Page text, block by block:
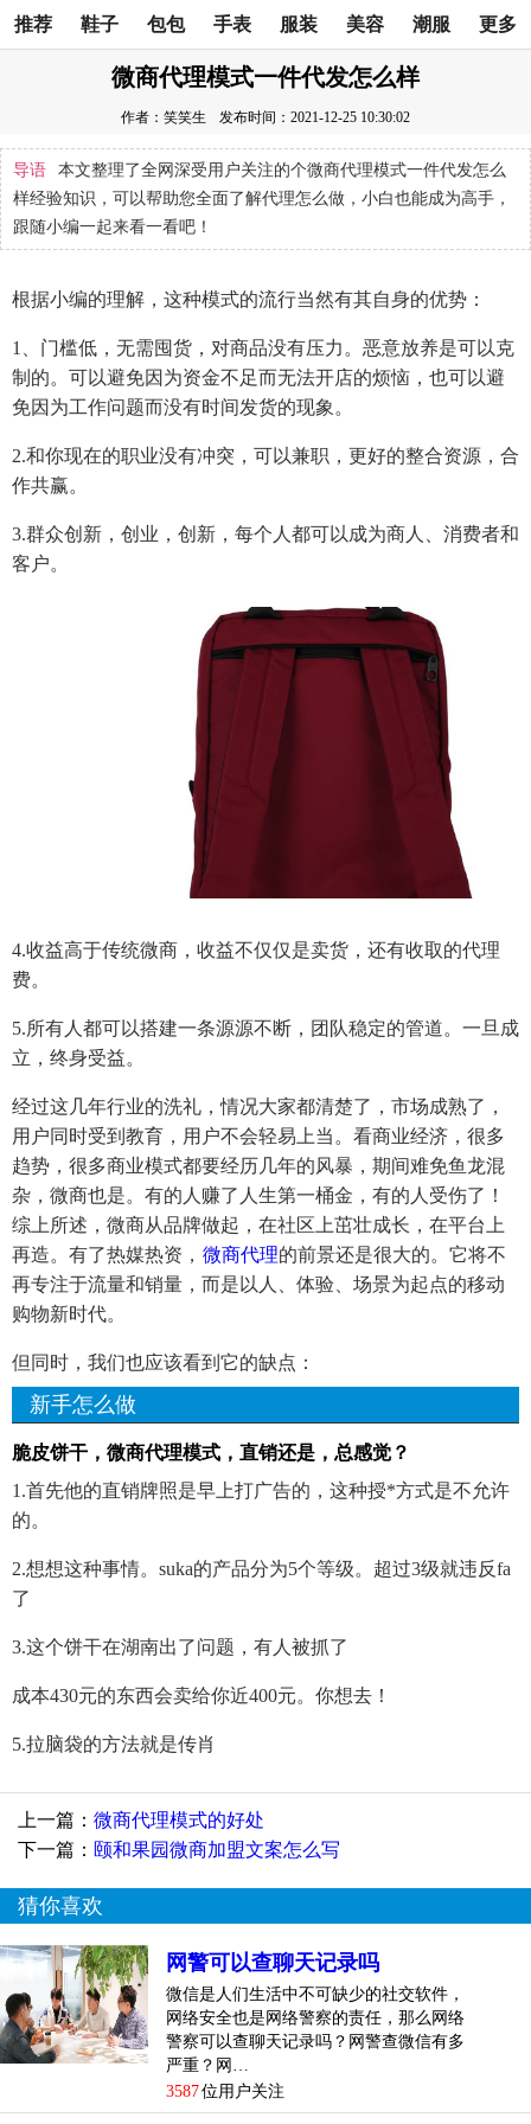
推荐 鞋子 包包 手表 服装 美容 潮服 更多
微商代理模式一件代发怎么样
作者：笑笑生 发布时间：2021-12-25 10:30:02
导语
本文整理了全网深受用户关注的个微商代理模式一件代发怎么
样经验知识，可以帮助您全面了解代理怎么做，小白也能成为高手，
跟随小编一起来看一看吧！
根据小编的理解，这种模式的流行当然有其自身的优势：
1、门槛低，无需囤货，对商品没有压力。恶意放养是可以克
制的。可以避免因为资金不足而无法开店的烦恼，也可以避
免因为工作问题而没有时间发货的现象。
2.和你现在的职业没有冲突，可以兼职，更好的整合资源，合
作共赢。
3.群众创新，创业，创新，每个人都可以成为商人、消费者和
客户。
4.收益高于传统微商，收益不仅仅是卖货，还有收取的代理
费。
5.所有人都可以搭建一条源源不断，团队稳定的管道。一旦成
立，终身受益。
经过这几年行业的洗礼，情况大家都清楚了，市场成熟了，
用户同时受到教育，用户不会轻易上当。看商业经济，很多
趋势，很多商业模式都要经历几年的风暴，期间难免鱼龙混
杂，微商也是。有的人赚了人生第一桶金，有的人受伤了！
综上所述，微商从品牌做起，在社区上茁壮成长，在平台上
再造。有了热媒热资， 微商代理的前景还是很大的。它将不
再专注于流量和销量，而是以人、体验、场景为起点的移动
购物新时代。
但同时，我们也应该看到它的缺点：
新手怎么做
脆皮饼干，微商代理模式，直销还是，总感觉？
1.首先他的直销牌照是早上打广告的，这种授*方式是不允许
的。
2.想想这种事情。suka的产品分为5个等级。超过3级就违反fa
了
3.这个饼干在湖南出了问题，有人被抓了
成本430元的东西会卖给你近400元。你想去！
5.拉脑袋的方法就是传肖
上一篇： 微商代理模式的好处
下一篇： 颐和果园微商加盟文案怎么写
猜你喜欢
网警可以查聊天记录吗
微信是人们生活中不可缺少的社交软件，
网络安全也是网络警察的责任，那么网络
警察可以查聊天记录吗？网警查微信有多
严重？网…
3587位用户关注